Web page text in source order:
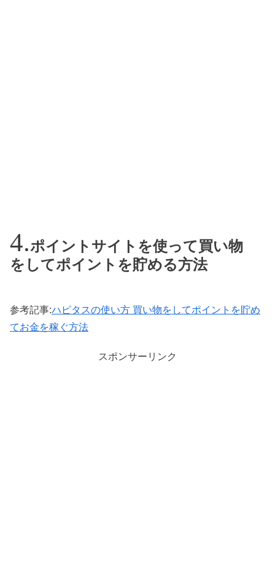
ポイントサイトを使って買い物
をしてポイントを貯める方法
参考記事:ハピタスの使い方 買い物をしてポイントを貯め
てお金を稼ぐ方法
スポンサーリンク